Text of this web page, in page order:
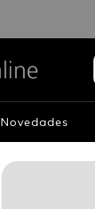
Novedades